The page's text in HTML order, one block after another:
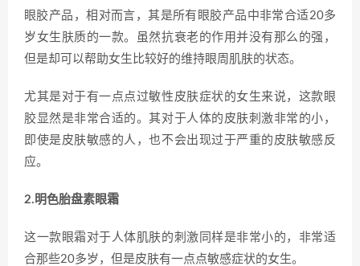
眼胶产品，相对而言，其是所有眼胶产品中非常合适20多
岁女生肤质的一款。虽然抗衰老的作用并没有那么的强，
但是却可以帮助女生比较好的维持眼周肌肤的状态。
尤其是对于有一点点过敏性皮肤症状的女生来说，这款眼
胶显然是非常合适的。其对于人体的皮肤刺激非常的小，
即使是皮肤敏感的人，也不会出现过于严重的皮肤敏感反
应。
2.明色胎盘素眼霜
这一款眼霜对于人体肌肤的刺激同样是非常小的，非常适
合那些20多岁，但是皮肤有一点点敏感症状的女生。